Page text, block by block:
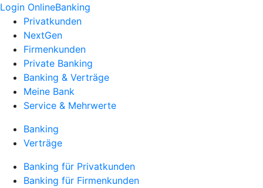
Login OnlineBanking
Privatkunden
NextGen
Firmenkunden
Private Banking
Banking & Verträge
Meine Bank
Service & Mehrwerte
Banking
Verträge
Banking für Privatkunden
Banking für Firmenkunden